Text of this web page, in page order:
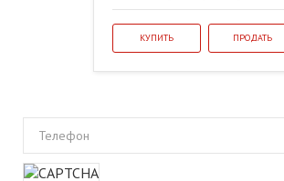
КУПИТЬ ПРОДАТЬ
Телефон